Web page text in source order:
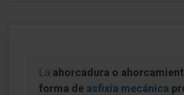
La ahorcadura o
forma de asfixia mecánica